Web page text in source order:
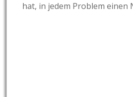
hat, in jedem Problem einen